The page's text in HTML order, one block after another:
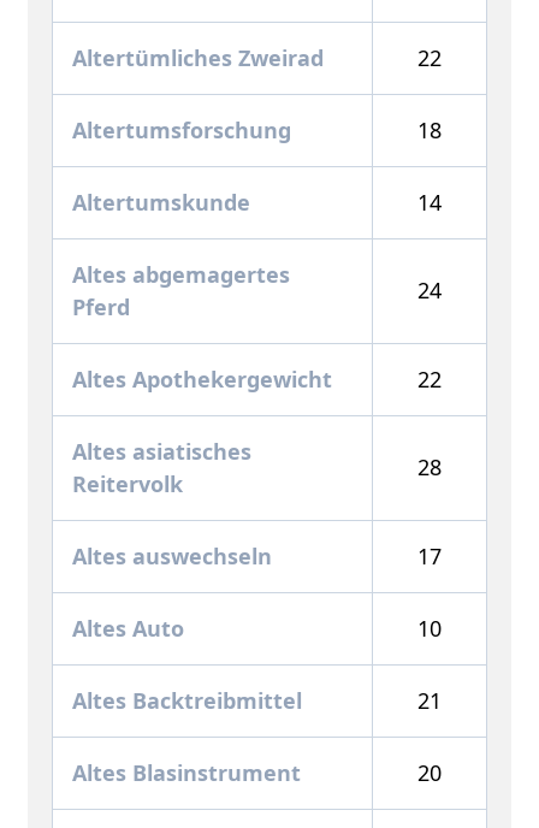
Altertümliches Zweirad 22
Altertumsforschung 18
Altertumskunde 14
Altes abgemagertes
Pferd
24
Altes Apothekergewicht 22
Altes asiatisches
Reitervolk
28
Altes auswechseln 17
Altes Auto 10
Altes Backtreibmittel 21
Altes Blasinstrument 20